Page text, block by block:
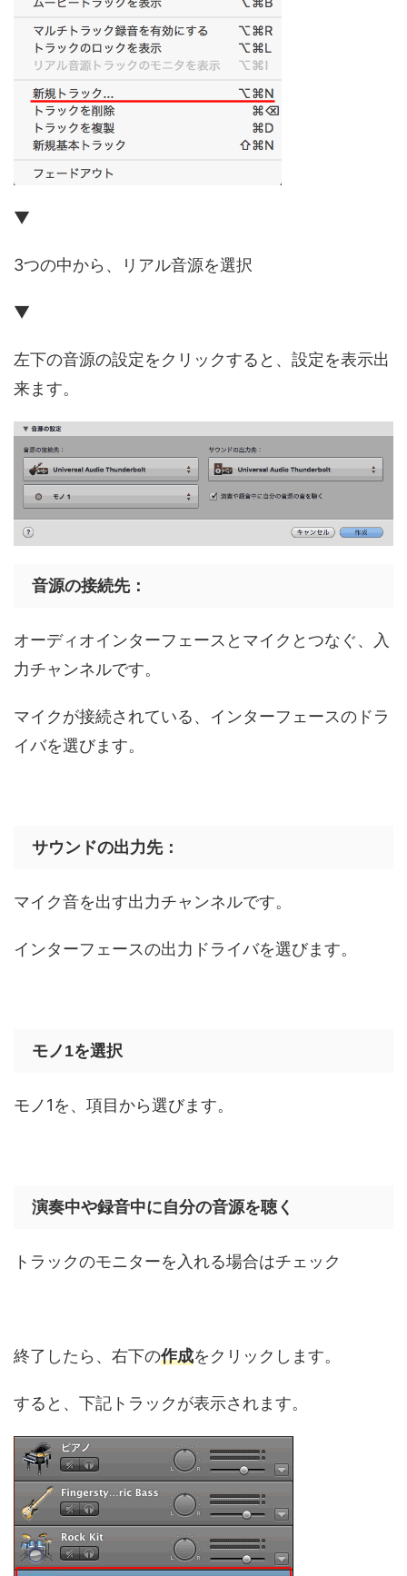
▼
3つの中から、リアル音源を選択
▼
左下の音源の設定をクリックすると、設定を表示出
来ます。
音源の接続先：
オーディオインターフェースとマイクとつなぐ、入
力チャンネルです。
マイクが接続されている、インターフェースのドラ
イバを選びます。
サウンドの出力先：
マイク音を出す出力チャンネルです。
インターフェースの出力ドライバを選びます。
モノ1を選択
モノ1を、項目から選びます。
演奏中や録音中に自分の音源を聴く
トラックのモニターを入れる場合はチェック
終了したら、右下の作成をクリックします。
すると、下記トラックが表示されます。